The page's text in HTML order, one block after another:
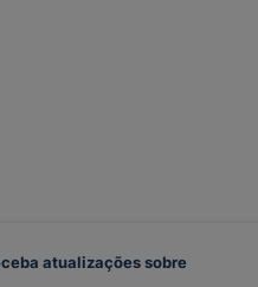
atualizações sobre